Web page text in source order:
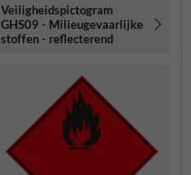
Veiligheidspictogram
GHS09 - Milieugevaarlijke
stoffen - reflecterend